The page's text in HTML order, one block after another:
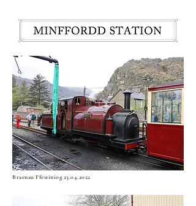
Braenau Ffestiniog23.04.2022